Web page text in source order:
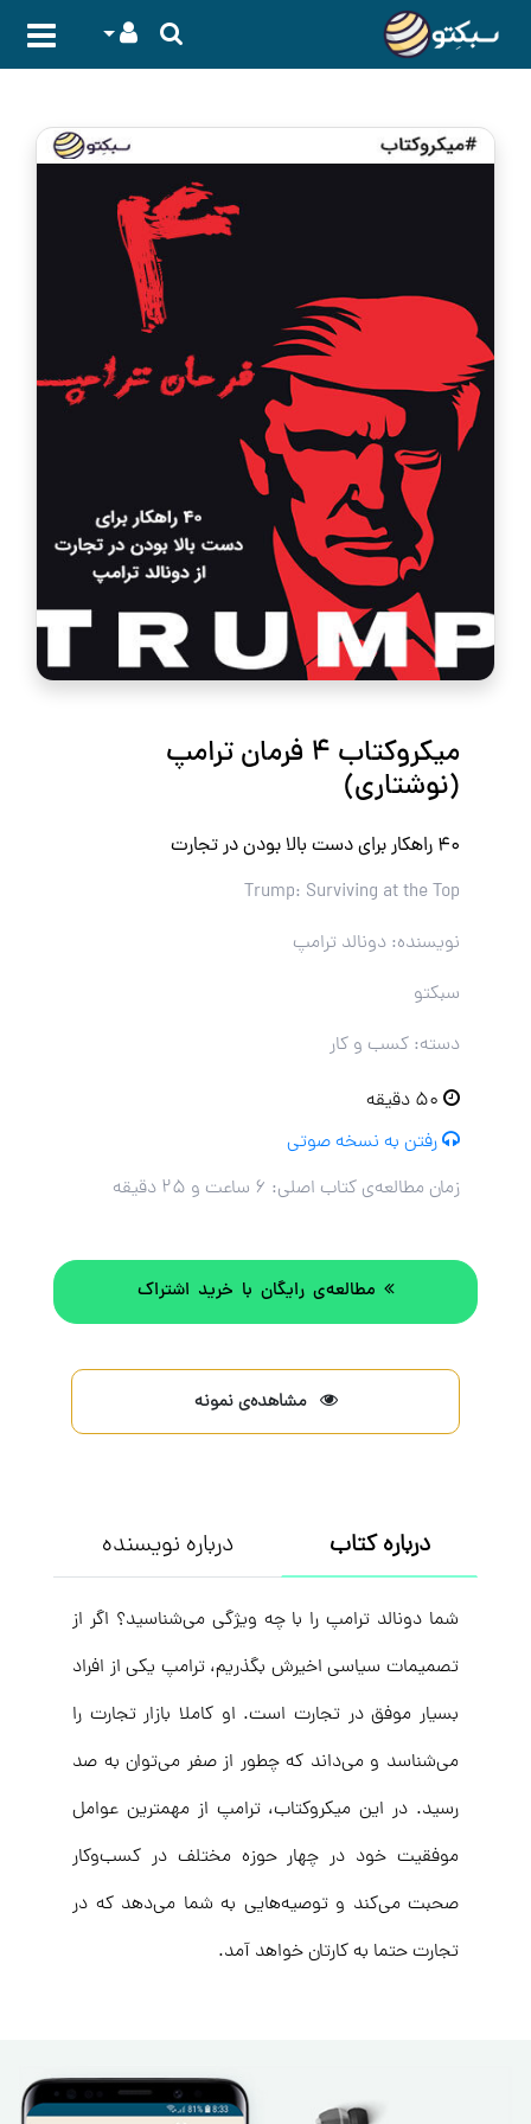
میکروکتاب ۴ فرمان ترامپ
(نوشتاری)
۴۰ راهکار برای دست بالا بودن در تجارت
Trump: Surviving at the Top
نویسنده: دونالد ترامپ
سبکتو
دسته: کسب و کار
رفتن به نسخه صوتی
زمان مطالعه‌ی کتاب اصلی: ۶ ساعت و ۲۵ دقیقه
مطالعه‌ی رایگان با خرید اشتراک
مشاهده‌ی نمونه
درباره کتاب درباره نویسنده
شما دونالد ترامپ را با چه ویژگی‌ می‌شناسید؟ اگر از
تصمیمات سیاسی اخیرش بگذریم، ترامپ یکی از افراد
بسیار موفق در تجارت است. او کاملا بازار تجارت را
می‌شناسد و می‌داند که چطور از صفر می‌توان به صد
رسید. در این میکروکتاب، ترامپ از مهمترین عوامل
موفقیت خود در چهار حوزه مختلف در کسب‌وکار
صحبت می‌کند و توصیه‌هایی به شما می‌دهد که در
تجارت حتما به کارتان خواهد آمد.